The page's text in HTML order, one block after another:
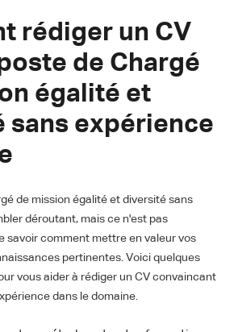
rédiger un CV
de Chargé
égalité et
sans expérience
de mission égalité et diversité sans
déroutant, mais ce n'est pas
savoir comment mettre en valeur vos
pertinentes. Voici quelques
vous aider à rédiger un CV convaincant
dans le domaine.